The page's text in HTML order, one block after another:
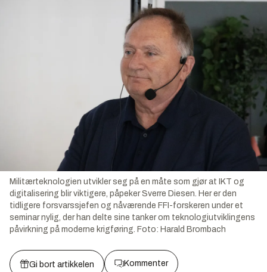
Militærteknologien utvikler seg på en måte som gjør at IKT og
digitalisering blir viktigere, påpeker Sverre Diesen. Her er den
tidligere forsvarssjefen og nåværende FFI-forskeren under et
seminar nylig, der han delte sine tanker om teknologiutviklingens
påvirkning på moderne krigføring. Foto: Harald Brombach
Gi bort artikkelen Kommenter